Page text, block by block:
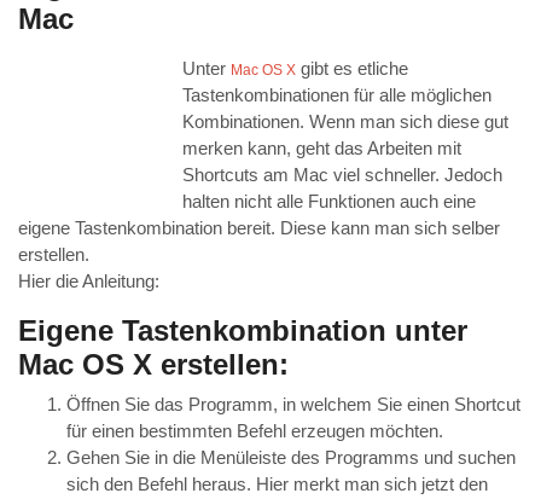
Mac
Unter Mac OS X gibt es etliche
Tastenkombinationen für alle möglichen
Kombinationen. Wenn man sich diese gut
merken kann, geht das Arbeiten mit
Shortcuts am Mac viel schneller. Jedoch
halten nicht alle Funktionen auch eine
eigene Tastenkombination bereit. Diese kann man sich selber
erstellen.
Hier die Anleitung:
Eigene Tastenkombination unter
Mac OS X erstellen:
Öffnen Sie das Programm, in welchem Sie einen Shortcut
für einen bestimmten Befehl erzeugen möchten.
Gehen Sie in die Menüleiste des Programms und suchen
sich den Befehl heraus. Hier merkt man sich jetzt den